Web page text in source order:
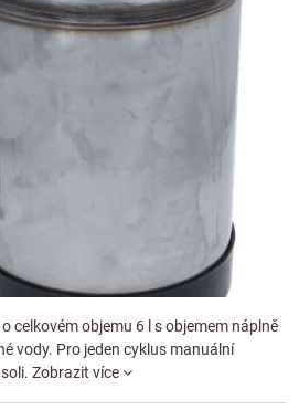
celkovém objemu 6 l s objemem náplně
vody. Pro jeden cyklus manuální
Zobrazit více